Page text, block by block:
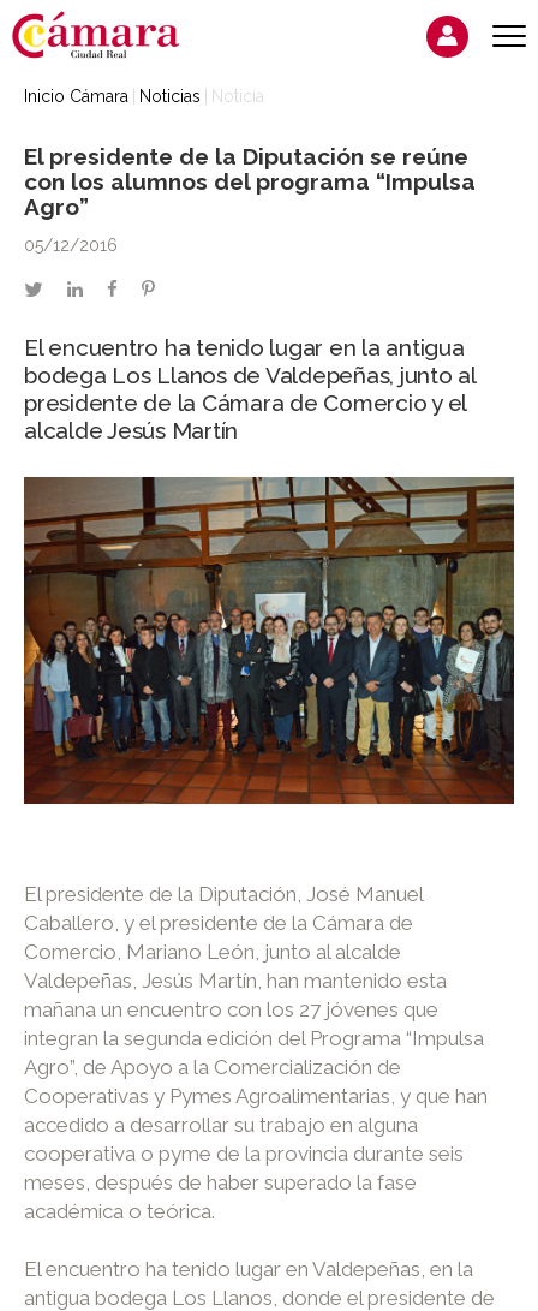
Inicio Cámara Noticias Noticia
El presidente de la Diputación se reúne
con los alumnos del programa “Impulsa
Agro”
05/12/2016
twitterlinkedinfacebookpinterest
El encuentro ha tenido lugar en la antigua
bodega Los Llanos de Valdepeñas, junto al
presidente de la Cámara de Comercio y el
alcalde Jesús Martín
El presidente de la Diputación, José Manuel
Caballero, y el presidente de la Cámara de
Comercio, Mariano León, junto al alcalde
Valdepeñas, Jesús Martín, han mantenido esta
mañana un encuentro con los 27 jóvenes que
integran la segunda edición del Programa “Impulsa
Agro”, de Apoyo a la Comercialización de
Cooperativas y Pymes Agroalimentarias, y que han
accedido a desarrollar su trabajo en alguna
cooperativa o pyme de la provincia durante seis
meses, después de haber superado la fase
académica o teórica.
El encuentro ha tenido lugar en Valdepeñas, en la
antigua bodega Los Llanos, donde el presidente de